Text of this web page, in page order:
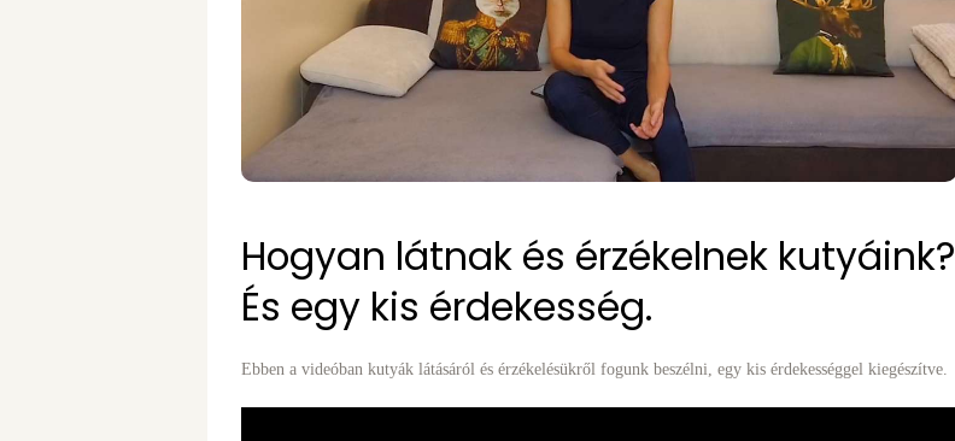
Hogyan látnak és érzékelnek kutyáink?
És egy kis érdekesség.
Ebben a videóban kutyák látásáról és érzékelésükről fogunk beszélni, egy kis érdekességgel kiegészítve.